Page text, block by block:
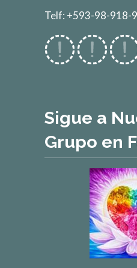
Telf: +593-98-918-
Sigue a
Grupo en